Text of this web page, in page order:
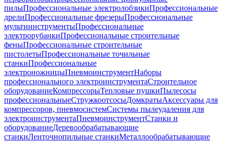
пилыПрофессиональные электролобзикиПрофессиональные
дрелиПрофессиональные фрезерыПрофессиональные
мультиинструментыПрофессиональные
электрорубанкиПрофессиональные строительные
феныПрофессиональные строительные
пистолетыПрофессиональные точильные
станкиПрофессиональные
электроножницыПневмоинструментНаборы
профессионального электроинструментаСтроительное
оборудованиеКомпрессорыТепловые пушкиПылесосы
профессиональныеСтружкоотсосыДомкратыАксессуары для
компрессоров, пневмосистемСистемы пылеудаления для
электроинструментаПневмоинструментСтанки и
оборудованиеДеревообрабатывающие
станкиЛенточнопильные станкиМеталлообрабатывающие